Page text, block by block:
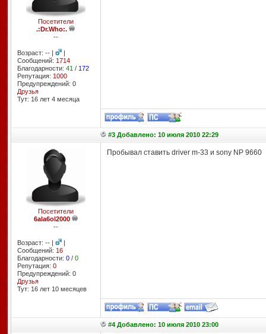
Посетители
.:Dr.Who:.
--
Возраст: -- |
|
Сообщений: 1714
Благодарности: 41 / 172
Репутация: 1000
Предупреждений: 0
Друзья
Тут: 16 лет 4 месяцa
#3 Добавлено: 10 июля 2010 22:29
Посетители
6ala6ol2000
--
Возраст: -- |
|
Сообщений: 16
Благодарности: 0/ 0
Репутация: 0
Предупреждений: 0
Друзья
Тут: 16 лет 10 месяцев
Пробывал ставить driver m-33 и sony NP 9660
#4 Добавлено: 10 июля 2010 23:00